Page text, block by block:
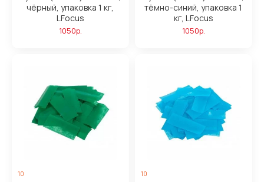
чёрный, упаковка 1 кг,
LFocus
1050р.
тёмно-синий, упаковка 1
кг, LFocus
1050р.
10 10